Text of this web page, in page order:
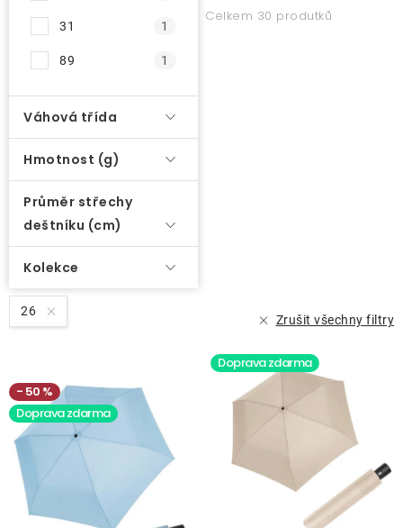
31 1
89 1
Váhová třída
Hmotnost (g)
Průměr střechy
deštníku (cm)
Kolekce
Celkem 30 produtků
26
Zrušit všechny filtry
50 %
Doprava zdarma
Doprava zdarma